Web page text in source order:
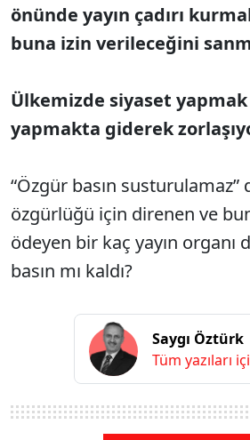
önünde yayın çadırı
buna izin verileceğini
Ülkemizde siyaset
yapmakta giderek
“Özgür basın
özgürlüğü için direnen ve
ödeyen bir kaç yayın organı
basın mı kaldı?
Saygı Öztürk
Tüm yazıları